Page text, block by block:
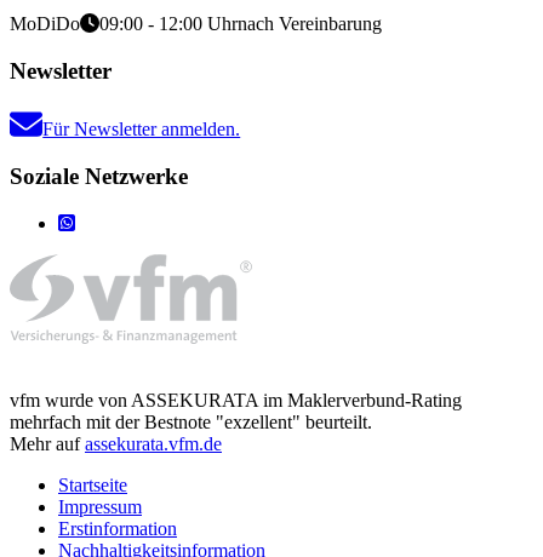
MoDiDo 09:00 - 12:00 Uhrnach Vereinbarung
Newsletter
Für Newsletter anmelden.
Soziale Netzwerke
vfm wurde von ASSEKURATA im Maklerverbund-Rating
mehrfach mit der Bestnote "exzellent" beurteilt.
Mehr aufassekurata.vfm.de
Startseite
Impressum
Erstinformation
Nachhaltigkeitsinformation